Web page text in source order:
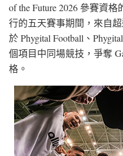
of the Future 2026 參賽資
行的五天賽事期間，來自
於 Phygital Football、
個項目中同場競技，爭奪
格。